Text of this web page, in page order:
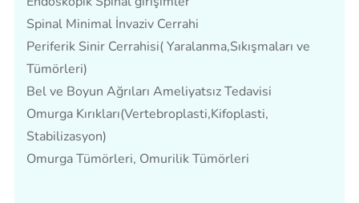
Spinal Minimal İnvaziv Cerrahi
Periferik Sinir Cerrahisi( Yaralanma,Sıkışmaları ve
Tümörleri)
Bel ve Boyun Ağrıları Ameliyatsız Tedavisi
Omurga Kırıkları(Vertebroplasti,Kifoplasti,
Stabilizasyon)
Omurga Tümörleri, Omurilik Tümörleri